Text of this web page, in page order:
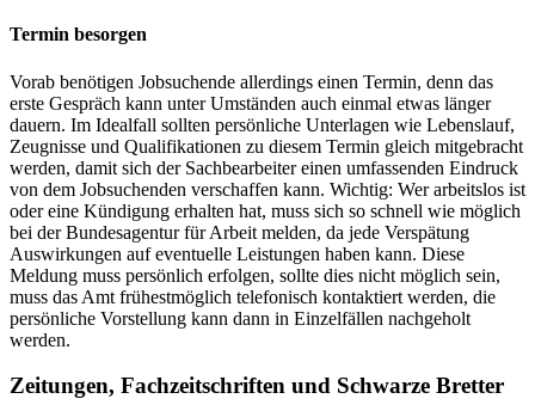
Termin besorgen
Vorab benötigen Jobsuchende allerdings einen Termin, denn das
erste Gespräch kann unter Umständen auch einmal etwas länger
dauern. Im Idealfall sollten persönliche Unterlagen wie Lebenslauf,
Zeugnisse und Qualifikationen zu diesem Termin gleich mitgebracht
werden, damit sich der Sachbearbeiter einen umfassenden Eindruck
von dem Jobsuchenden verschaffen kann. Wichtig: Wer arbeitslos ist
oder eine Kündigung erhalten hat, muss sich so schnell wie möglich
bei der Bundesagentur für Arbeit melden, da jede Verspätung
Auswirkungen auf eventuelle Leistungen haben kann. Diese
Meldung muss persönlich erfolgen, sollte dies nicht möglich sein,
muss das Amt frühestmöglich telefonisch kontaktiert werden, die
persönliche Vorstellung kann dann in Einzelfällen nachgeholt
werden.
Zeitungen, Fachzeitschriften und Schwarze Bretter